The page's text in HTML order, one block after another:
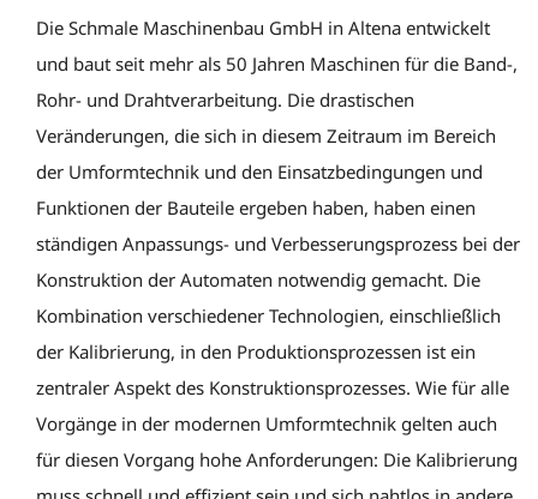
Die Schmale Maschinenbau GmbH in Altena entwickelt
und baut seit mehr als 50 Jahren Maschinen für die Band-,
Rohr- und Drahtverarbeitung. Die drastischen
Veränderungen, die sich in diesem Zeitraum im Bereich
der Umformtechnik und den Einsatzbedingungen und
Funktionen der Bauteile ergeben haben, haben einen
ständigen Anpassungs- und Verbesserungsprozess bei der
Konstruktion der Automaten notwendig gemacht. Die
Kombination verschiedener Technologien, einschließlich
der Kalibrierung, in den Produktionsprozessen ist ein
zentraler Aspekt des Konstruktionsprozesses. Wie für alle
Vorgänge in der modernen Umformtechnik gelten auch
für diesen Vorgang hohe Anforderungen: Die Kalibrierung